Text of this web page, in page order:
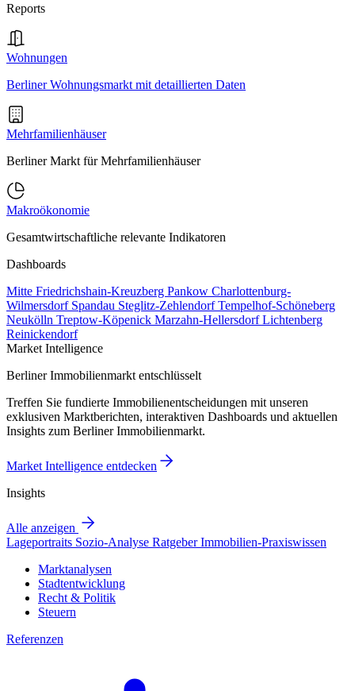
Reports
Wohnungen
Berliner Wohnungsmarkt mit detaillierten Daten
Mehrfamilienhäuser
Berliner Markt für Mehrfamilienhäuser
Makroökonomie
Gesamtwirtschaftliche relevante Indikatoren
Dashboards
Mitte Friedrichshain-Kreuzberg Pankow Charlottenburg-
Wilmersdorf Spandau Steglitz-ZehlendorfTempelhof-Schöneberg
Neukölln Treptow-Köpenick Marzahn-HellersdorfLichtenberg
Reinickendorf
Market Intelligence
Berliner Immobilienmarkt entschlüsselt
Treffen Sie fundierte Immobilienentscheidungen mit unseren
exklusiven Marktberichten, interaktiven Dashboards und aktuellen
Insights zum Berliner Immobilienmarkt.
Market Intelligence entdecken
Insights
Alle anzeigen
Lageportraits Sozio-Analyse RatgeberImmobilien-Praxiswissen
Marktanalysen
Stadtentwicklung
Recht & Politik
Steuern
Referenzen